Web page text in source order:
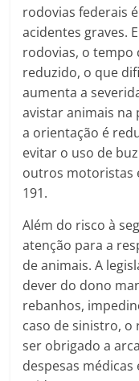
rodovias federais
acidentes graves.
rodovias, o tempo
reduzido, o que
aumenta a
avistar animais na
a orientação é
evitar o uso de
outros motoristas
191.
Além do risco à
atenção para a
de animais. A
dever do dono
rebanhos,
caso de sinistro, o
ser obrigado a
despesas